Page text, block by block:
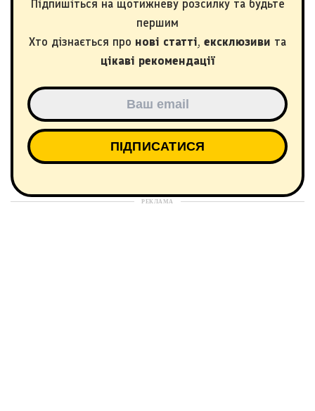
Підпишіться на щотижневу розсилку та будьте
першим
Хто дізнається про нові статті, ексклюзиви та
цікаві рекомендації
РЕКЛАМА